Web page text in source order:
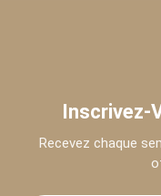
Inscrivez-
Recevez chaque